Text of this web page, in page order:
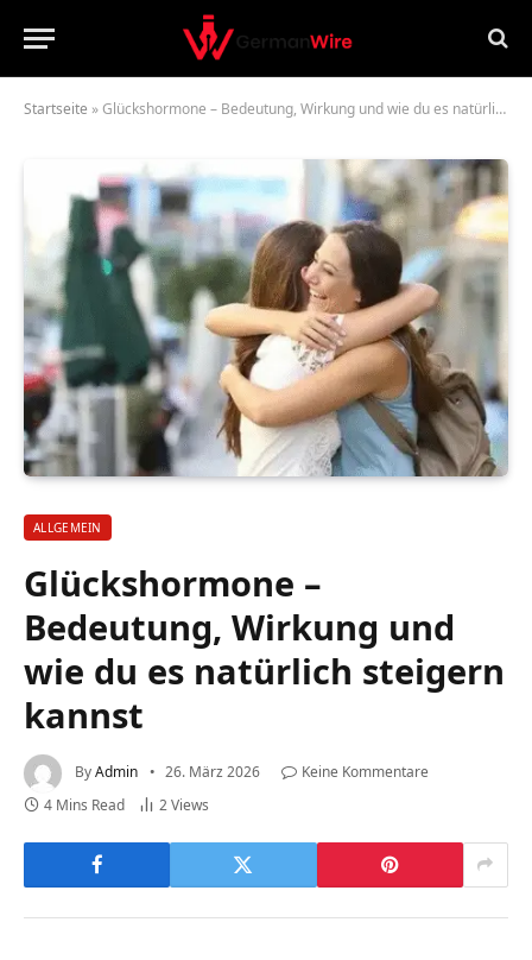
Startseite »Glückshormone – Bedeutung, Wirkung und wie du es natürlich steigern kannst
ALLGEMEIN
Glückshormone –
Bedeutung, Wirkung und
wie du es natürlich steigern
kannst
ByAdmin 26. März 2026
Keine Kommentare
4 Mins Read
2Views